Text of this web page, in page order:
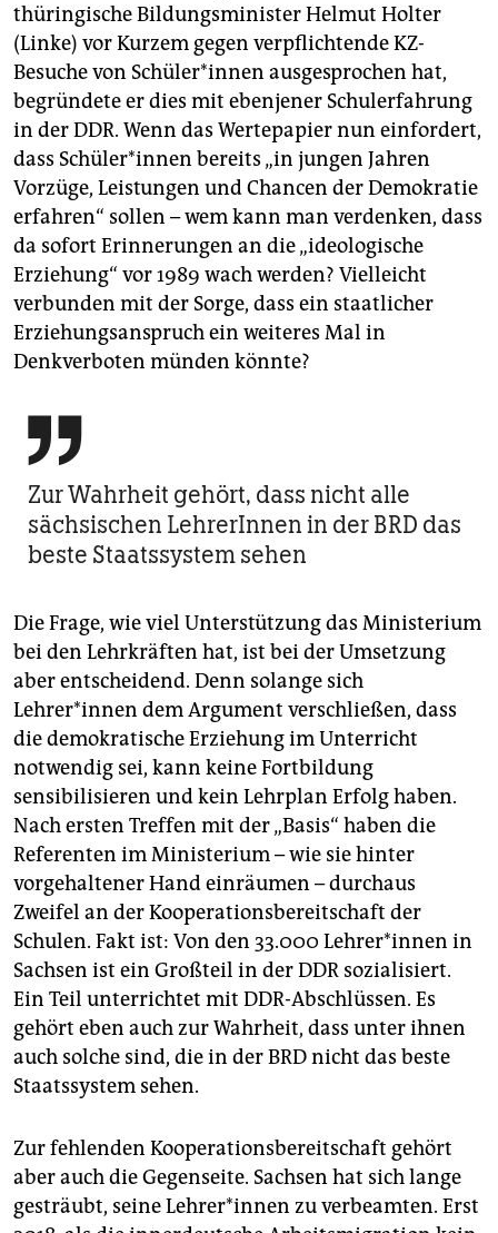
thüringische Bildungsminister Helmut Holter
(Linke) vor Kurzem gegen verpflichtende KZ-
Besuche von Schüler*innen ausgesprochen hat,
begründete er dies mit ebenjener Schulerfahrung
in der DDR. Wenn das Wertepapier nun einfordert,
dass Schüler*innen bereits „in jungen Jahren
Vorzüge, Leistungen und Chancen der Demokratie
erfahren“ sollen – wem kann man verdenken, dass
da sofort Erinnerungen an die „ideologische
Erziehung“ vor 1989 wach werden? Vielleicht
verbunden mit der Sorge, dass ein staatlicher
Erziehungsanspruch ein weiteres Mal in
Denkverboten münden könnte?

Zur Wahrheit gehört, dass nicht alle
sächsischen LehrerInnen in der BRD das
beste Staatssystem sehen
Die Frage, wie viel Unterstützung das Ministerium
bei den Lehrkräften hat, ist bei der Umsetzung
aber entscheidend. Denn solange sich
Lehrer*innen dem Argument verschließen, dass
die demokratische Erziehung im Unterricht
notwendig sei, kann keine Fortbildung
sensibilisieren und kein Lehrplan Erfolg haben.
Nach ersten Treffen mit der „Basis“ haben die
Referenten im Ministerium – wie sie hinter
vorgehaltener Hand einräumen – durchaus
Zweifel an der Kooperationsbereitschaft der
Schulen. Fakt ist: Von den 33.000 Lehrer*innen in
Sachsen ist ein Großteil in der DDR sozialisiert.
Ein Teil unterrichtet mit DDR-Abschlüssen. Es
gehört eben auch zur Wahrheit, dass unter ihnen
auch solche sind, die in der BRD nicht das beste
Staatssystem sehen.
Zur fehlenden Kooperationsbereitschaft gehört
aber auch die Gegenseite. Sachsen hat sich lange
gesträubt, seine Lehrer*innen zu verbeamten. Erst